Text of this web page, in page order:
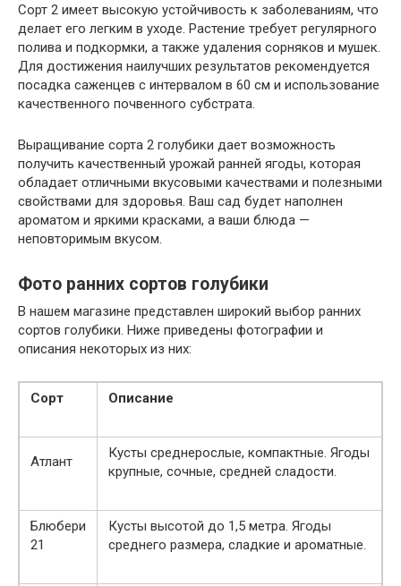
Сорт 2 имеет высокую устойчивость к заболеваниям, что
делает его легким в уходе. Растение требует регулярного
полива и подкормки, а также удаления сорняков и мушек.
Для достижения наилучших результатов рекомендуется
посадка саженцев с интервалом в 60 см и использование
качественного почвенного субстрата.
Выращивание сорта 2 голубики дает возможность
получить качественный урожай ранней ягоды, которая
обладает отличными вкусовыми качествами и полезными
свойствами для здоровья. Ваш сад будет наполнен
ароматом и яркими красками, а ваши блюда —
неповторимым вкусом.
Фото ранних сортов голубики
В нашем магазине представлен широкий выбор ранних
сортов голубики. Ниже приведены фотографии и
описания некоторых из них:
Сорт Описание
Атлант
Кусты среднерослые, компактные. Ягоды
крупные, сочные, средней сладости.
Блюбери
21
Кусты высотой до 1,5 метра. Ягоды
среднего размера, сладкие и ароматные.